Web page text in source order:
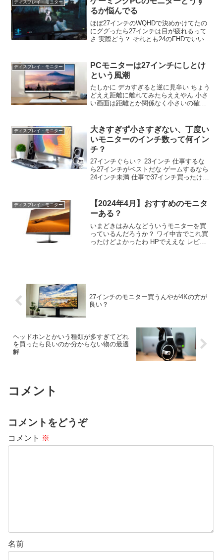
いサイズ感じゃねぇかｗ
ディスプレイ・モニター
るか悩んでる
ほぼ27インチのWQHDで決めかけてたの
にググったら27インチは目が疲れるって
さ 実際どう？ それとも24のFHDでいい
ートも144のでいい 27インチの4kが最強
だよ
ディスプレイ・モニター
PCモニターは27インチにしとけ
という風潮
たしかに デカすぎると逆に見辛い ちょう
どええ距離に離れてみたらええやん 小さ
い画面は距離とか関係なく小さいの確定
カいやつ二刀流よ せやね アームで自由に
動かせるとなおよし
ディスプレイ・モニター
大きすぎず小さすぎない、丁度い
いモニターのインチ数って何イン
チ？
27インチぐらい？ 23インチ 仕事するな
ら27インチがベストだな ゲームするなら
24インチ未満 仕事で37インチ買ったけど
でかいのだと視点移動で疲れるとさ
ディスプレイ・モニター
【2024年4月】おすすめのモニタ
ーある？
いまどきはみんなどういうモニターを買
っているんだろうか？ ワイ中古でこれ買
ったけどよかったわ HPでええな レビュ
27インチのモニター買うんやが4Kの方が
良い？
ヘッドホンとかいう種類が多すぎてどれ
を買ったら良いのか分からない物の最適
解
コメント
コメントをどうぞ
コメント ※
名前